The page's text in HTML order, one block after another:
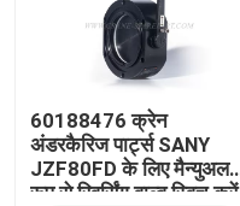
60188476 क्रेन
अंडरकैरिज पार्ट्स SANY
JZF80FD के लिए मैन्युअल
रूप से रिवर्सिंग वाल्व स्विच करें